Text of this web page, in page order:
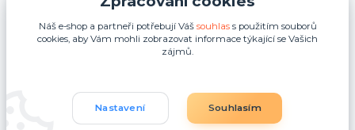
p.kolmann@coolplays.cz
Náš e-shop a partneři potřebují Váš souhlass použitím souborů
cookies, aby Vám mohli zobrazovat informace týkající se Vašich
zájmů.
Nastavení Souhlasím